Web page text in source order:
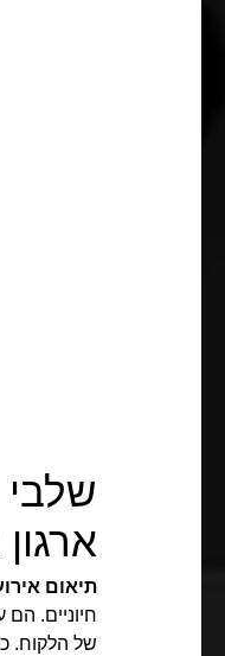
שלבי
תיאום
חיוניים. הם
של הלקוח.